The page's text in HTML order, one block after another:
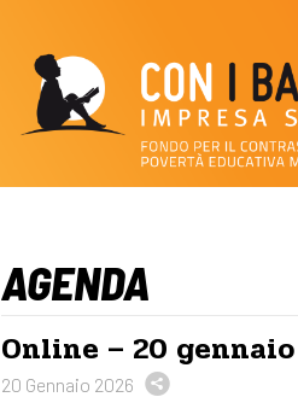
AGENDA
Online – 20
20 Gennaio 2026